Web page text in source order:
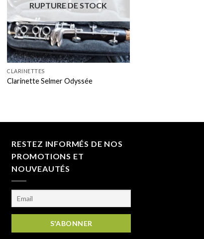
+
RUPTURE DE STOCK
CLARINETTES
Clarinette Selmer Odyssée
RESTEZ INFORMÉS DE NOS
PROMOTIONS ET
NOUVEAUTÉS